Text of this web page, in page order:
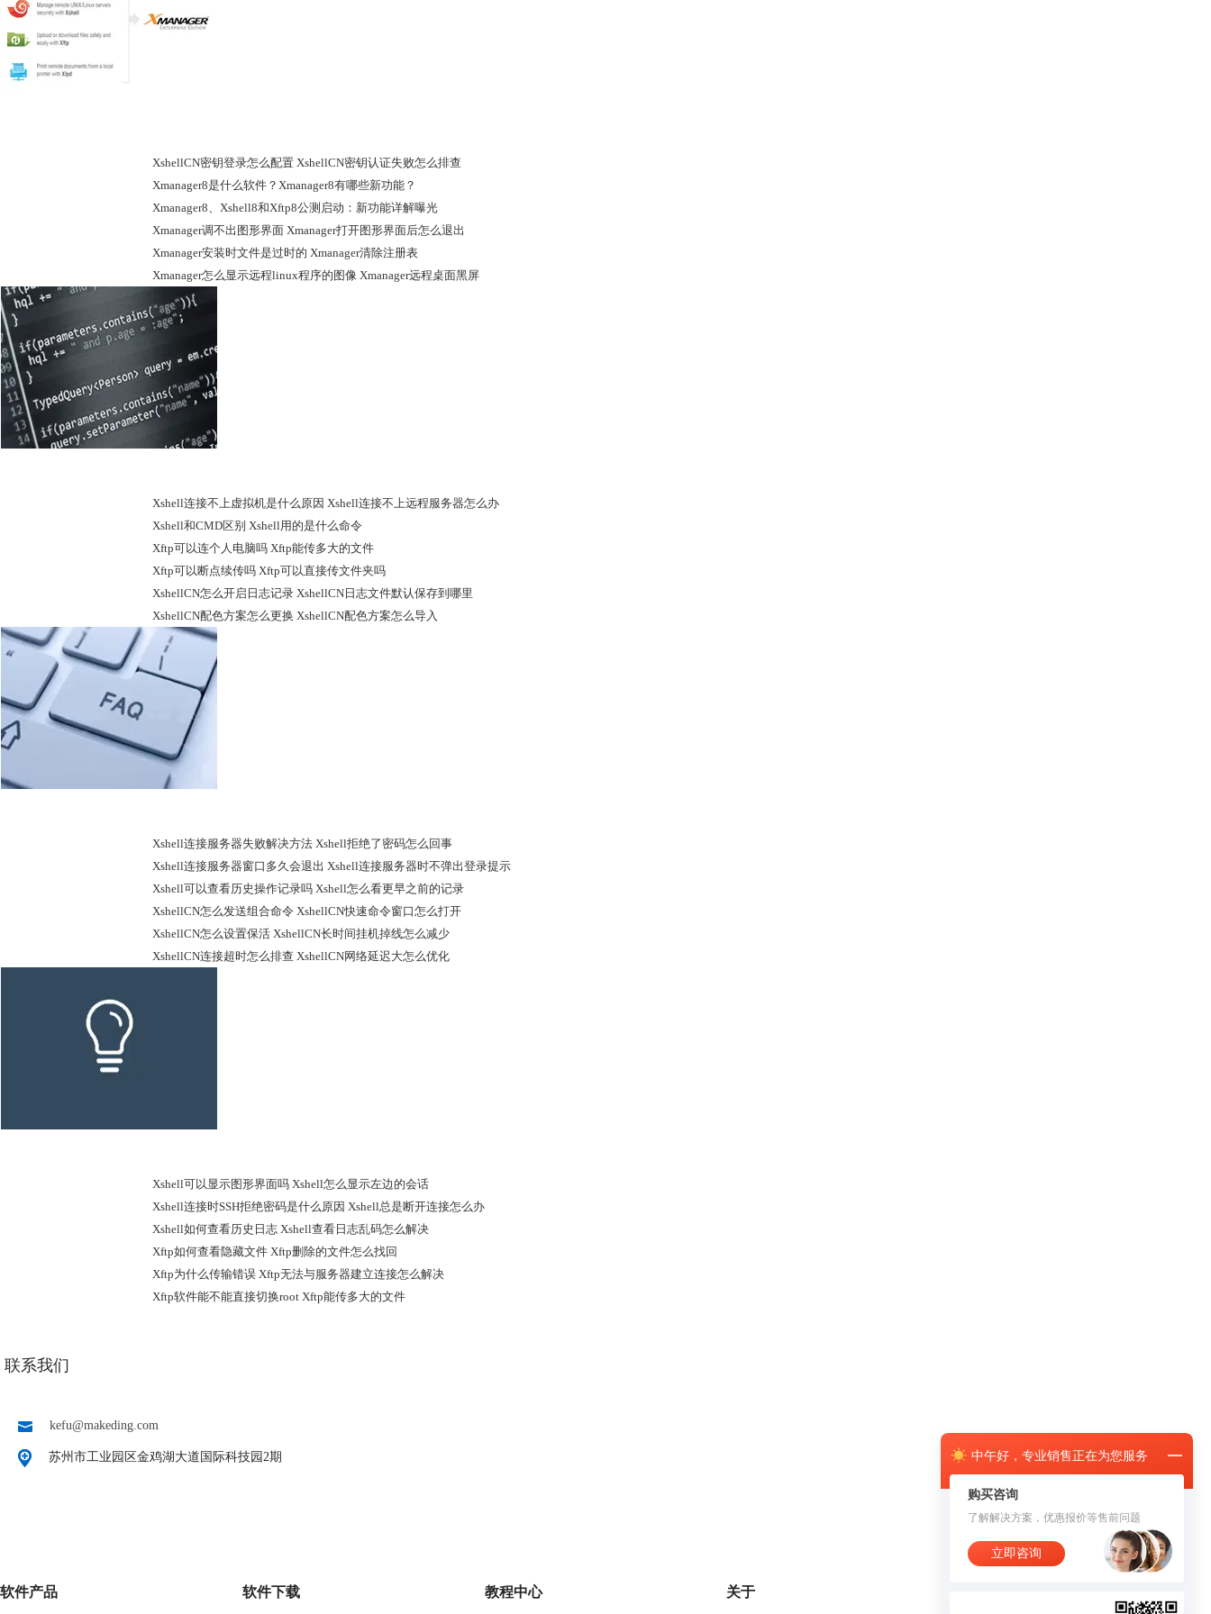
中午好， 专业销售正在为您服务
购买咨询
了解解决方案，优惠报价等售前问题
立即咨询
XshellCN密钥登录怎么配置 XshellCN密钥认证失败怎么排查
Xmanager8是什么软件？Xmanager8有哪些新功能？
Xmanager8、Xshell8和Xftp8公测启动：新功能详解曝光
Xmanager调不出图形界面 Xmanager打开图形界面后怎么退出
Xmanager安装时文件是过时的 Xmanager清除注册表
Xmanager怎么显示远程linux程序的图像 Xmanager远程桌面黑屏
Xshell连接不上虚拟机是什么原因 Xshell连接不上远程服务器怎么办
Xshell和CMD区别 Xshell用的是什么命令
Xftp可以连个人电脑吗 Xftp能传多大的文件
Xftp可以断点续传吗 Xftp可以直接传文件夹吗
XshellCN怎么开启日志记录 XshellCN日志文件默认保存到哪里
XshellCN配色方案怎么更换 XshellCN配色方案怎么导入
Xshell连接服务器失败解决方法 Xshell拒绝了密码怎么回事
Xshell连接服务器窗口多久会退出 Xshell连接服务器时不弹出登录提示
Xshell可以查看历史操作记录吗 Xshell怎么看更早之前的记录
XshellCN怎么发送组合命令 XshellCN快速命令窗口怎么打开
XshellCN怎么设置保活 XshellCN长时间挂机掉线怎么减少
XshellCN连接超时怎么排查 XshellCN网络延迟大怎么优化
Xshell可以显示图形界面吗 Xshell怎么显示左边的会话
Xshell连接时SSH拒绝密码是什么原因 Xshell总是断开连接怎么办
Xshell如何查看历史日志 Xshell查看日志乱码怎么解决
Xftp如何查看隐藏文件 Xftp删除的文件怎么找回
Xftp为什么传输错误 Xftp无法与服务器建立连接怎么解决
Xftp软件能不能直接切换root Xftp能传多大的文件
联系我们
kefu@makeding.com
苏州市工业园区金鸡湖大道国际科技园2期
软件产品 软件下载 教程中心 关于